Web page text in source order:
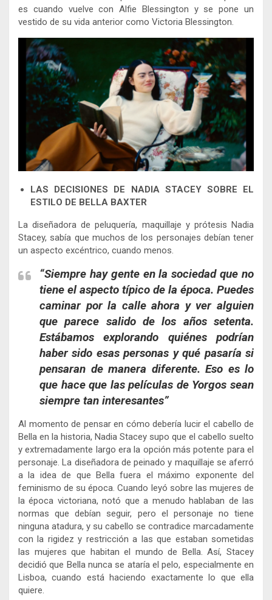
es cuando vuelve con Alfie Blessington y se pone un
vestido de su vida anterior como Victoria Blessington.
LAS DECISIONES DE NADIA STACEY SOBRE EL
ESTILO DE BELLA BAXTER
La diseñadora de peluquería, maquillaje y prótesis Nadia
Stacey, sabía que muchos de los personajes debían tener
un aspecto excéntrico, cuando menos.
“Siempre hay gente en la sociedad que no
tiene el aspecto típico de la época. Puedes
caminar por la calle ahora y ver alguien
que parece salido de los años setenta.
Estábamos explorando quiénes podrían
haber sido esas personas y qué pasaría si
pensaran de manera diferente. Eso es lo
que hace que las películas de Yorgos sean
siempre tan interesantes”
Al momento de pensar en cómo debería lucir el cabello de
Bella en la historia, Nadia Stacey supo que el cabello suelto
y extremadamente largo era la opción más potente para el
personaje. La diseñadora de peinado y maquillaje se aferró
a la idea de que Bella fuera el máximo exponente del
feminismo de su época. Cuando leyó sobre las mujeres de
la época victoriana, notó que a menudo hablaban de las
normas que debían seguir, pero el personaje no tiene
ninguna atadura, y su cabello se contradice marcadamente
con la rigidez y restricción a las que estaban sometidas
las mujeres que habitan el mundo de Bella. Así, Stacey
decidió que Bella nunca se ataría el pelo, especialmente en
Lisboa, cuando está haciendo exactamente lo que ella
quiere.